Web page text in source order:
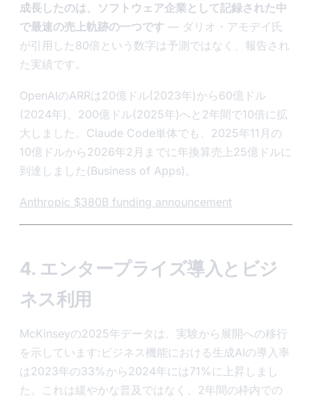
成長したのは、ソフトウェア企業として記録された中
で最速の売上軌跡の一つです — ダリオ・アモデイ氏
が引用した80倍という数字は予測ではなく、報告され
た実績です。
OpenAIのARRは20億ドル(2023年)から60億ドル
(2024年)、200億ドル(2025年)へと2年間で10倍に拡
大しました。Claude Code単体でも、2025年11月の
10億ドルから2026年2月までに年換算売上25億ドルに
到達しました(Business of Apps)。
Anthropic $380B funding announcement
4. エンタープライズ導入とビジ
ネス利用
McKinseyの2025年データは、実験から展開への移行
を示しています:ビジネス機能における生成AIの導入率
は2023年の33%から2024年には71%に上昇しまし
た。これは緩やかな普及ではなく、2年間の枠内での